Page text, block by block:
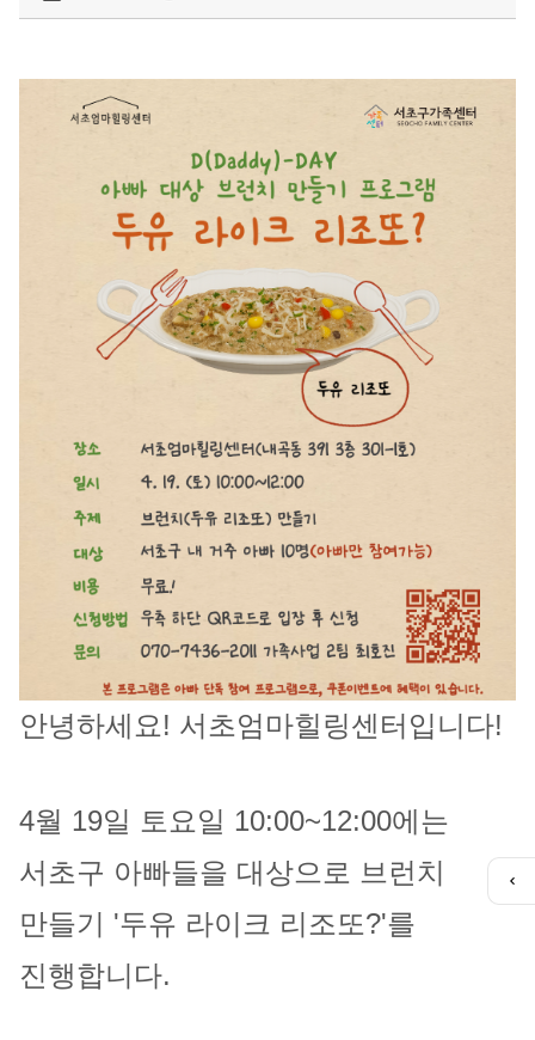
안녕하세요! 서초엄마힐링센터입니다!
4월 19일 토요일 10:00~12:00에는
서초구 아빠들을 대상으로 브런치
만들기 '두유 라이크 리조또?'를
진행합니다.
퀵
메